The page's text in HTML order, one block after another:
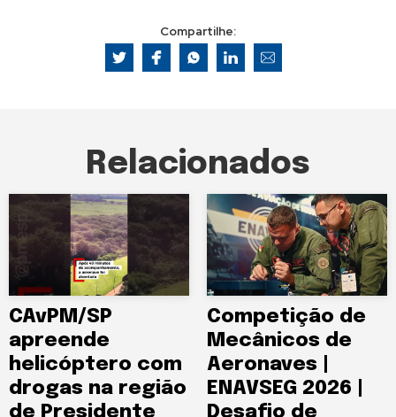
Compartilhe:
Relacionados
CAvPM/SP
apreende
helicóptero com
drogas na região
de Presidente
Competição de
Mecânicos de
Aeronaves |
ENAVSEG 2026 |
Desafio de